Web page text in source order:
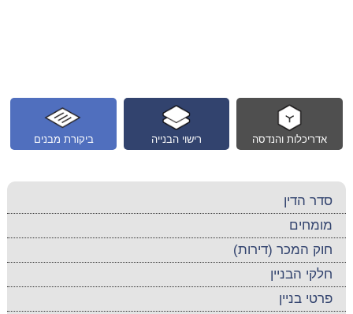
ביקורת מבנים רישוי הבנייה אדריכלות והנדסה
סדר הדין
מומחים
חוק המכר (דירות)
חלקי הבניין
פרטי בניין